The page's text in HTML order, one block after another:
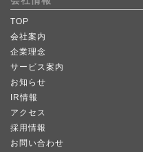
TOP
会社案内
企業理念
サービス案内
お知らせ
IR情報
アクセス
採用情報
お問い合わせ